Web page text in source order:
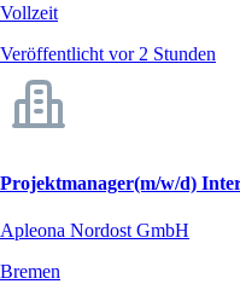
Vollzeit
Veröffentlicht vor 2 Stunden
Projektmanager(m/w/d)
Apleona Nordost GmbH
Bremen